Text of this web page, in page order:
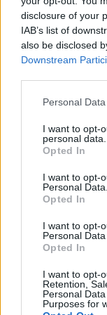
disclosure of your
IAB’s list of
also be disclosed
Downstream
Personal
I want to opt-
personal data.
Opted In
I want to opt-
Personal Data.
Opted In
I want to opt-
Personal
Opted In
I want to opt-
Retention,
Personal
Purposes for
"φιάσκο" και η
συμφωνία για
19.12.2025 11:23
Αποκατάσταση
18.12.2025 17:47
Σε τι είδους
Έλληνας
12.12.2025 15:48